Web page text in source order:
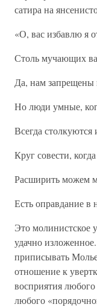
сатира на
«О, вас избавлю я
Столь мучающих
Да, нам запрещены
Но люди умные,
Всегда
Круг совести,
Расширить можем
Есть оправдание в
Это молинистское
удачно
приписывать
отношение к
восприятия
любого